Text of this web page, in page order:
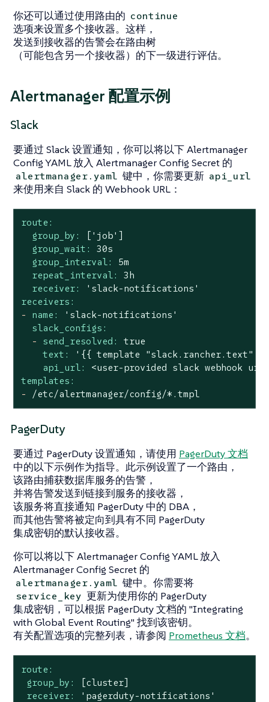
你还可以通过使用路由的 continue
选项来设置多个接收器。这样，
发送到接收器的告警会在路由树
（可能包含另一个接收器）的下一级进行评估。
Alertmanager 配置示例
Slack
要通过 Slack 设置通知，你可以将以下 Alertmanager
Config YAML 放入 Alertmanager Config Secret 的
alertmanager.yaml 键中，你需要更新 api_url
来使用来自 Slack 的 Webhook URL：
route:
group_by:
['job']
group_wait:
30s
group_interval:
5m
repeat_interval:
3h
receiver:
'slack-notifications'
receivers:
-
name:
'slack-notifications'
slack_configs:
-
send_resolved:
true
text:
' {{ template "slack.rancher.text"
api_url:
<user-provided slack webhook url
templates:
-
/etc/alertmanager/config/*.tmpl
PagerDuty
要通过 PagerDuty 设置通知，请使用 PagerDuty 文档
中的以下示例作为指导。此示例设置了一个路由，
该路由捕获数据库服务的告警，
并将告警发送到链接到服务的接收器，
该服务将直接通知 PagerDuty 中的 DBA，
而其他告警将被定向到具有不同 PagerDuty
集成密钥的默认接收器。
你可以将以下 Alertmanager Config YAML 放入
Alertmanager Config Secret 的
alertmanager.yaml 键中。你需要将
service_key 更新为使用你的 PagerDuty
集成密钥，可以根据 PagerDuty 文档的 "Integrating
with Global Event Routing" 找到该密钥。
有关配置选项的完整列表，请参阅 Prometheus 文档。
route:
group_by:
[cluster]
receiver:
'pagerduty-notifications'